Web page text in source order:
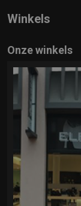
Winkels
Onze winkels